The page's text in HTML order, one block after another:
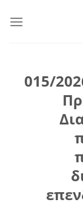
στο
015/